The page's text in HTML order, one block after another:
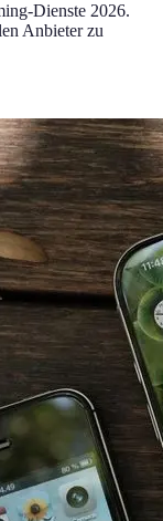
Dienste 2026.
Anbieter zu